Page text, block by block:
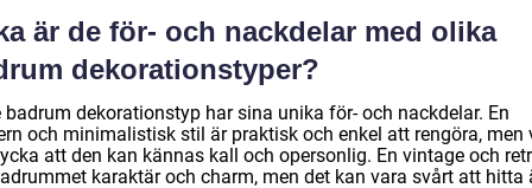
är de för- och nackdelar med olika
dekorationstyper?
badrum dekorationstyp har sina unika för- och nackdelar. En
och minimalistisk stil är praktisk och enkel att rengöra, men
att den kan kännas kall och opersonlig. En vintage och
karaktär och charm, men det kan vara svårt att hitta